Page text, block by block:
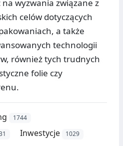
wyzwania związane z
celów dotyczących
a także
technologii
również tych trudnych
folie czy
1744
Inwestycje 1029